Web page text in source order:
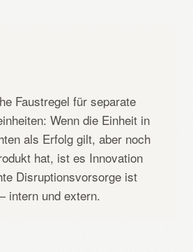
Faustregel für separate
Wenn die Einheit in
als Erfolg gilt, aber noch
hat, ist es Innovation
Disruptionsvorsorge ist
intern und extern.